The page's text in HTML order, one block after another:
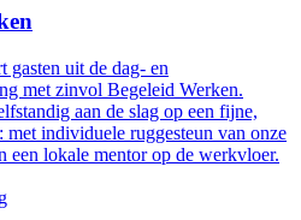
gasten uit de dag- en
met zinvol Begeleid Werken.
aan de slag op een fijne,
met individuele ruggesteun van onze
een lokale mentor op de werkvloer.